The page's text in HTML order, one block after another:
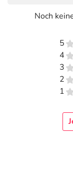
Noch
5
4
3
2
1